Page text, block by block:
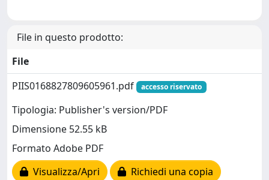
File in questo prodotto:
File
PIIS0168827809605961.pdf
accesso riservato
Tipologia: Publisher's version/PDF
Dimensione 52.55 kB
Formato Adobe PDF
Visualizza/Apri
Richiedi una copia